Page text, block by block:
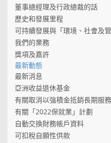
董事總經理及行政總裁的話
歷史和發展里程
可持續發展與「環境、社會及管
我們的業務
獎項及嘉許
最新動態
最新消息
亞洲收益退休基金
有關取消以強積金抵銷長期服
有關「2022保就業」計劃
自動交換財務帳戶資料
可扣稅自願性供款